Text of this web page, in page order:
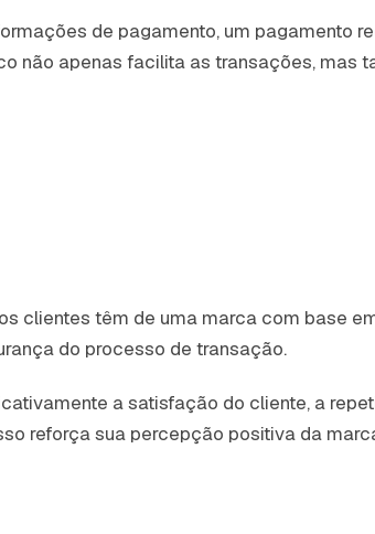
de pagamento, um pagamento
não apenas facilita as transações, mas
clientes têm de uma marca com base
do processo de transação.
a satisfação do cliente, a
reforça sua percepção positiva da